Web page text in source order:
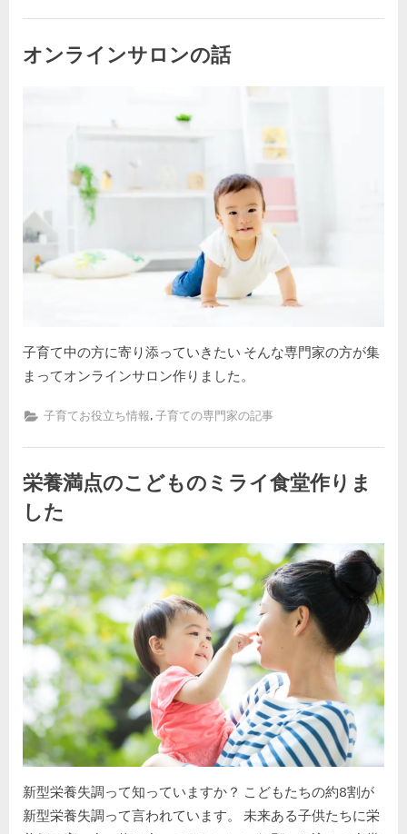
オンラインサロンの話
話
子育て中の方に寄り添っていきたい そんな専門家の方が集
まってオンラインサロン作りました。
子育てお役立ち情報,子育ての専門家の記事
栄養満点のこどものミライ食堂作りま
した
Posted
on
2023年11月4日
By
kodomira-cafe-admin
新型栄養失調って知っていますか？ こどもたちの約8割が
新型栄養失調って言われています。 未来ある子供たちに栄